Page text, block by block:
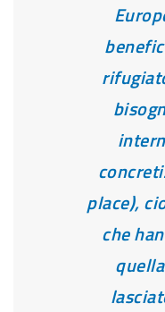
place),
che